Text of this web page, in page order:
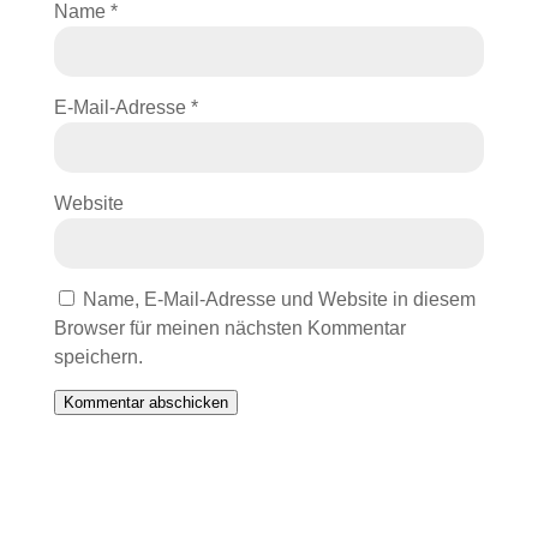
Name *
E-Mail-Adresse *
Website
Name, E-Mail-Adresse und Website in diesem
Browser für meinen nächsten Kommentar
speichern.
Kommentar abschicken